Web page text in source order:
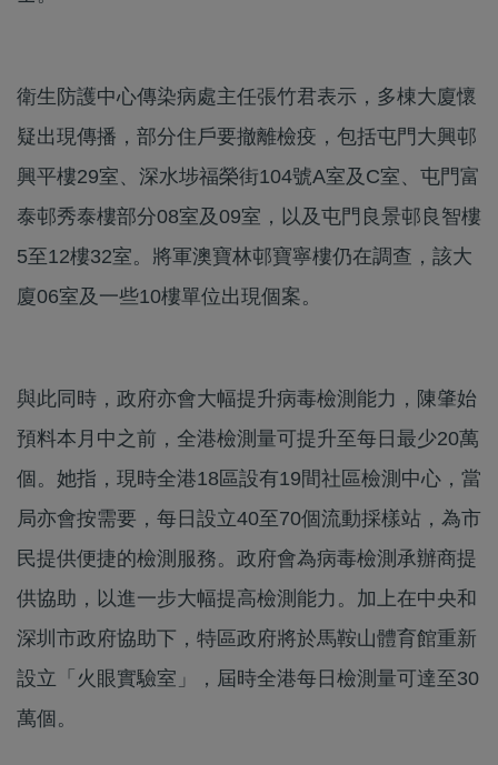
衛生防護中心傳染病處主任張竹君表示，多棟大廈懷
疑出現傳播，部分住戶要撤離檢疫，包括屯門大興邨
興平樓29室、深水埗福榮街104號A室及C室、屯門富
泰邨秀泰樓部分08室及09室，以及屯門良景邨良智樓
5至12樓32室。將軍澳寶林邨寶寧樓仍在調查，該大
廈06室及一些10樓單位出現個案。
與此同時，政府亦會大幅提升病毒檢測能力，陳肇始
預料本月中之前，全港檢測量可提升至每日最少20萬
個。她指，現時全港18區設有19間社區檢測中心，當
局亦會按需要，每日設立40至70個流動採樣站，為市
民提供便捷的檢測服務。政府會為病毒檢測承辦商提
供協助，以進一步大幅提高檢測能力。加上在中央和
深圳市政府協助下，特區政府將於馬鞍山體育館重新
設立「火眼實驗室」，屆時全港每日檢測量可達至30
萬個。